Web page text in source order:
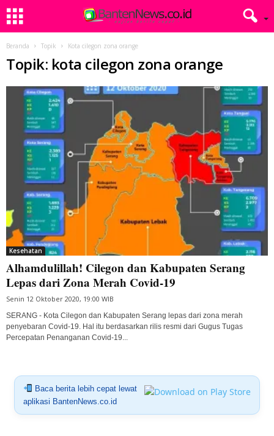
Beranda Topik Kota cilegon zona orange
Topik: kota cilegon zona orange
Kesehatan
Alhamdulillah! Cilegon dan Kabupaten Serang
Lepas dari Zona Merah Covid-19
Senin 12 Oktober 2020, 19:00 WIB
SERANG - Kota Cilegon dan Kabupaten Serang lepas dari zona merah
penyebaran Covid-19. Hal itu berdasarkan rilis resmi dari Gugus Tugas
Percepatan Penanganan Covid-19...
Baca berita lebih cepat lewat
aplikasi BantenNews.co.id